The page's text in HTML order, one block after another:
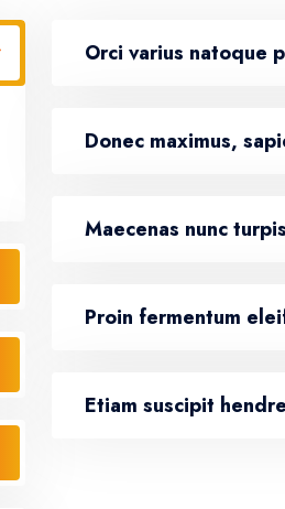
Orci varius natoque
Donec maximus,
Maecenas nunc
Proin fermentum
Etiam suscipit